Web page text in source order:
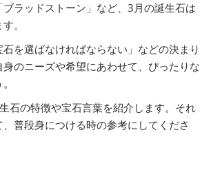
ラッドストーン」など、3月の誕生石は
。
を選ばなければならない」などの決まり
のニーズや希望にあわせて、ぴったりな
石の特徴や宝石言葉を紹介します。それ
普段身につける時の参考にしてくださ